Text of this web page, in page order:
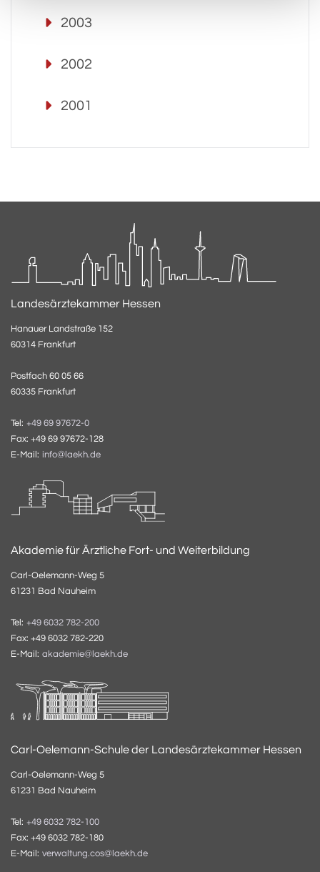
2003
2002
2001
Landesärztekammer Hessen
Hanauer Landstraße 152
60314 Frankfurt
Postfach 60 05 66
60335 Frankfurt
Tel: +49 69 97672-0
Fax: +49 69 97672-128
E-Mail: info@laekh.de
Akademie für Ärztliche Fort- und Weiterbildung
Carl-Oelemann-Weg 5
61231 Bad Nauheim
Tel: +49 6032 782-200
Fax: +49 6032 782-220
E-Mail: akademie@laekh.de
Carl-Oelemann-Schule der Landesärztekammer Hessen
Carl-Oelemann-Weg 5
61231 Bad Nauheim
Tel: +49 6032 782-100
Fax: +49 6032 782-180
E-Mail: verwaltung.cos@laekh.de